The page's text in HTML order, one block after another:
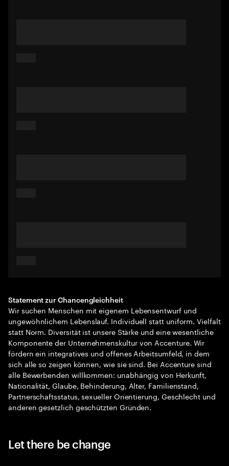
Statement zur Chancengleichheit
Wir suchen Menschen mit eigenem Lebensentwurf und
ungewöhnlichem Lebenslauf. Individuell statt uniform. Vielfalt
statt Norm. Diversität ist unsere Stärke und eine wesentliche
Komponente der Unternehmenskultur von Accenture. Wir
fördern ein integratives und offenes Arbeitsumfeld, in dem
sich alle so zeigen können, wie sie sind. Bei Accenture sind
alle Bewerbenden willkommen: unabhängig von Herkunft,
Nationalität, Glaube, Behinderung, Alter, Familienstand,
Partnerschaftsstatus, sexueller Orientierung, Geschlecht und
anderen gesetzlich geschützten Gründen.
Let there be change